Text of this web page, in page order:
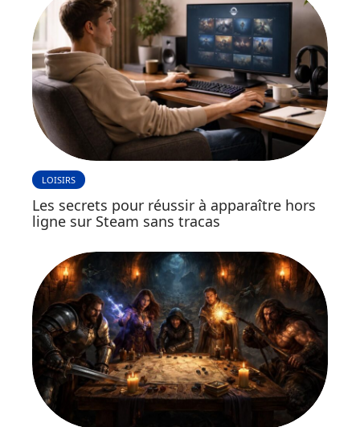
LOISIRS
Les secrets pour réussir à apparaître hors
ligne sur Steam sans tracas